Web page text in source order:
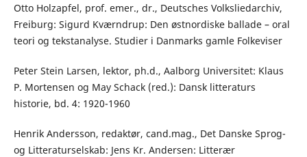
Otto Holzapfel, prof. emer., dr., Deutsches Volksliedarchiv,
Freiburg: Sigurd Kværndrup: Den østnordiske ballade – oral
teori og tekstanalyse. Studier i Danmarks gamle Folkeviser
Peter Stein Larsen, lektor, ph.d., Aalborg Universitet: Klaus
P. Mortensen og May Schack (red.): Dansk litteraturs
historie, bd. 4: 1920-1960
Henrik Andersson, redaktør, cand.mag., Det Danske Sprog-
og Litteraturselskab: Jens Kr. Andersen: Litterær